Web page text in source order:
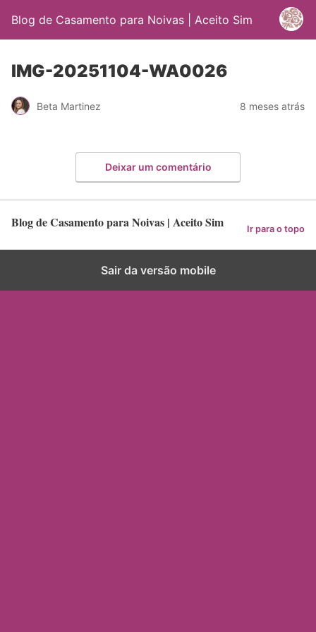
Blog de Casamento para Noivas | Aceito Sim
IMG-20251104-WA0026
Beta Martinez 8 meses atrás
Deixar um comentário
Blog de Casamento para Noivas | Aceito Sim Ir para o topo
Sair da versão mobile